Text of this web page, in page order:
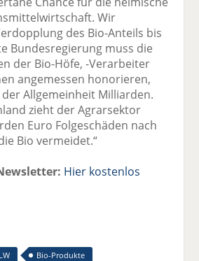
Wir
des Bio-Anteils bis
Bundesregierung muss die
der Bio-Höfe, -Verarbeiter
angemessen honorieren,
Allgemeinheit Milliarden.
zieht der Agrarsektor
Euro Folgeschäden nach
Bio vermeidet.“
Hier kostenlos
Bio-Produkte